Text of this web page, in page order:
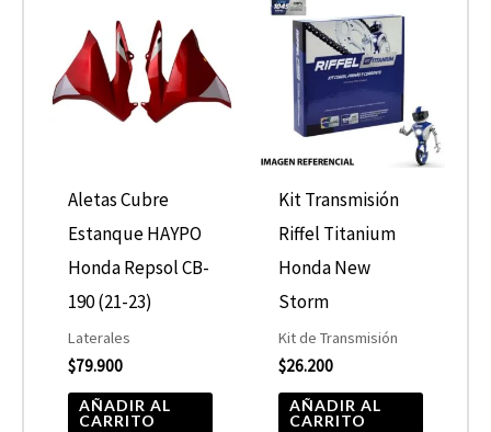
Aletas Cubre
Estanque HAYPO
Honda Repsol CB-
190 (21-23)
Laterales
$79.900
AÑADIR AL
CARRITO
Kit Transmisión
Riffel Titanium
Honda New
Storm
Kit de Transmisión
$26.200
AÑADIR AL
CARRITO